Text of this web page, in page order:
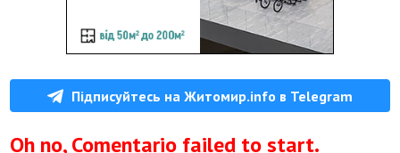
Підписуйтесь на Житомир.info в Telegram
Oh no, Comentario failed to start.